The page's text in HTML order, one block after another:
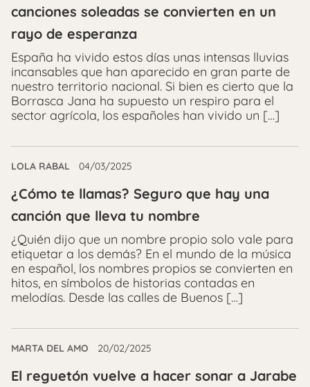
canciones soleadas se convierten en un
rayo de esperanza
España ha vivido estos días unas intensas lluvias
incansables que han aparecido en gran parte de
nuestro territorio nacional. Si bien es cierto que la
Borrasca Jana ha supuesto un respiro para el
sector agrícola, los españoles han vivido un […]
LOLA RABAL 04/03/2025
¿Cómo te llamas? Seguro que hay una
canción que lleva tu nombre
¿Quién dijo que un nombre propio solo vale para
etiquetar a los demás? En el mundo de la música
en español, los nombres propios se convierten en
hitos, en símbolos de historias contadas en
melodías. Desde las calles de Buenos […]
MARTA DEL AMO 20/02/2025
El reguetón vuelve a hacer sonar a Jarabe